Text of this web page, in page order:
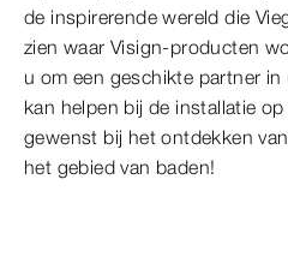
de inspirerende wereld die
zien waar Visign-producten
u om een geschikte partner
kan helpen bij de installatie op
gewenst bij het ontdekken
het gebied van baden!